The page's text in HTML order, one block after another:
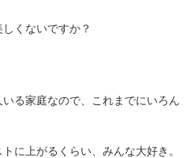
くないですか？
る家庭なので、これまでにいろん
に上がるくらい、みんな大好き。